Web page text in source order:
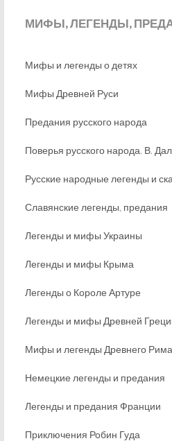
МИФЫ,ЛЕГЕНДЫ,
Мифы и легенды о детях
Мифы Древней Руси
Предания русского народа
Поверья русского народа. В.
Русские народные легенды и
Славянские легенды, предания
Легенды и мифы Украины
Легенды и мифы Крыма
Легенды о Короле Артуре
Легенды и мифы Древней
Мифы и легенды Древнего Рима
Немецкие легенды и предания
Легенды и предания Франции
Приключения Робин Гуда